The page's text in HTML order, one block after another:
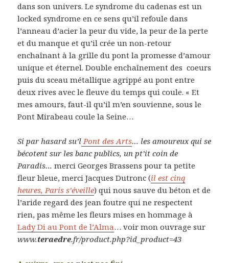
dans son univers. Le syndrome du cadenas est un
locked syndrome en ce sens qu’il refoule dans
l’anneau d’acier la peur du vide, la peur de la perte
et du manque et qu’il crée un non-retour
enchaînant à la grille du pont la promesse d’amour
unique et éternel. Double enchaînement des coeurs
puis du sceau métallique agrippé au pont entre
deux rives avec le fleuve du temps qui coule. « Et
mes amours, faut-il qu’il m’en souvienne, sous le
Pont Mirabeau coule la Seine…
Si par hasard su’lPont des Arts… les amoureux qui se
bécotent sur les banc publics, un pt’it coin de
Paradis… merci Georges Brassens pour ta petite
fleur bleue, merci Jacques Dutronc (il est cinq
heures, Paris s’éveille) qui nous sauve du béton et de
l’aride regard des jean foutre qui ne respectent
rien, pas même les fleurs mises en hommage à
Lady Di au Pont de l’Alma… voir mon ouvrage sur
www.teraedre.fr/product.php?id_product=43